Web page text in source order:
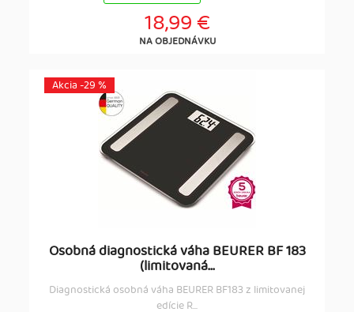
18,99 €
NA OBJEDNÁVKU
Akcia -29 %
Osobná diagnostická váha BEURER BF 183
(limitovaná...
Diagnostická osobná váha BEURER BF183 z limitovanej
edície R...